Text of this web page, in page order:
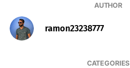
AUTHOR
ramon23238777
CATEGORIES